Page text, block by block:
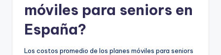
móviles para seniors en
España?
Los costos promedio de los planes móviles para seniors